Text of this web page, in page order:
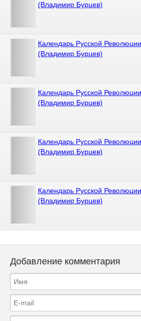
(Владимир Бурцев)
Календарь Русской
(Владимир Бурцев)
Календарь Русской
(Владимир Бурцев)
Календарь Русской
(Владимир Бурцев)
Календарь Русской
(Владимир Бурцев)
Добавление комментария